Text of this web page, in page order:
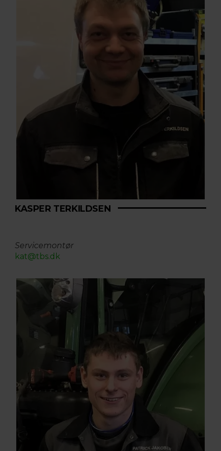
KASPER TERKILDSEN
Servicemontør
kat@tbs.dk